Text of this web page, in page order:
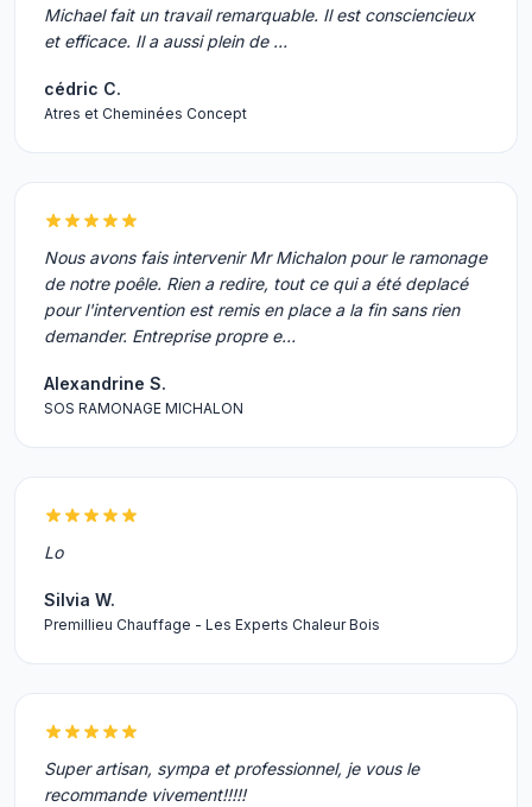
Michael fait un travail remarquable. Il est consciencieux
et efficace. Il a aussi plein de …
cédric C.
Atres et Cheminées Concept
Nous avons fais intervenir Mr Michalon pour le ramonage
de notre poêle. Rien a redire, tout ce qui a été deplacé
pour l'intervention est remis en place a la fin sans rien
demander. Entreprise propre e…
Alexandrine S.
SOS RAMONAGE MICHALON
Lo
Silvia W.
Premillieu Chauffage - Les Experts Chaleur Bois
Super artisan, sympa et professionnel, je vous le
recommande vivement!!!!!